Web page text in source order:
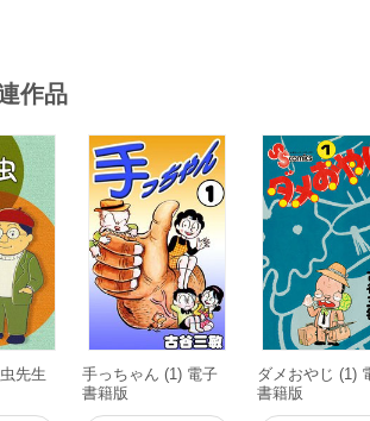
作品
先生
手っちゃん (1) 電子
書籍版
ダメおやじ (1)
書籍版